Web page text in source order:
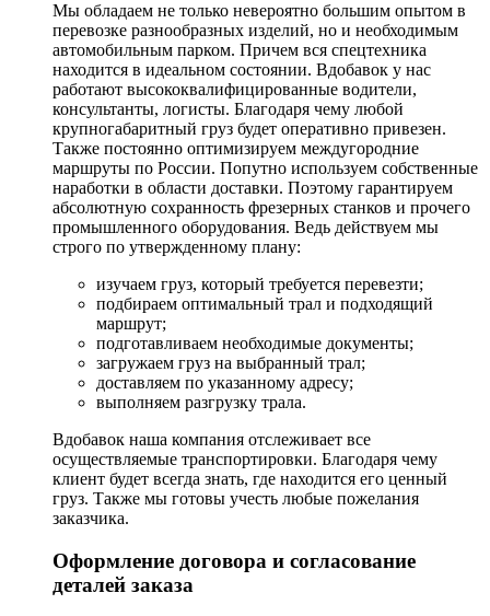
Мы обладаем не только невероятно большим опытом в
перевозке разнообразных изделий, но и необходимым
автомобильным парком. Причем вся спецтехника
находится в идеальном состоянии. Вдобавок у нас
работают высококвалифицированные водители,
консультанты, логисты. Благодаря чему любой
крупногабаритный груз будет оперативно привезен.
Также постоянно оптимизируем междугородние
маршруты по России. Попутно используем собственные
наработки в области доставки. Поэтому гарантируем
абсолютную сохранность фрезерных станков и прочего
промышленного оборудования. Ведь действуем мы
строго по утвержденному плану:
изучаем груз, который требуется перевезти;
подбираем оптимальный трал и подходящий
маршрут;
подготавливаем необходимые документы;
загружаем груз на выбранный трал;
доставляем по указанному адресу;
выполняем разгрузку трала.
Вдобавок наша компания отслеживает все
осуществляемые транспортировки. Благодаря чему
клиент будет всегда знать, где находится его ценный
груз. Также мы готовы учесть любые пожелания
заказчика.
Оформление договора и согласование
деталей заказа